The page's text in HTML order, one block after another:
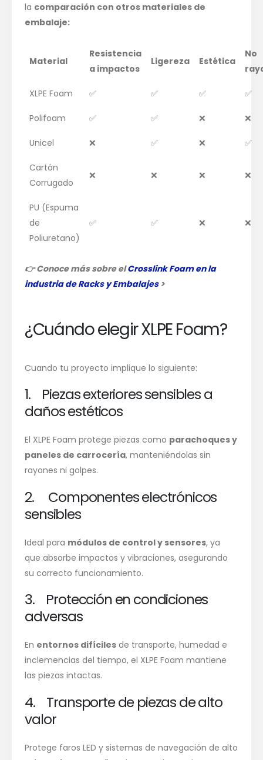
la comparación con otros materiales de
embalaje:
Material
Resistencia
a impactos
Ligereza Estética
No
XLPE Foam ✅ ✅ ✅ ✅
Polifoam ✅ ✅ ❌ ❌
Unicel ❌ ✅ ❌ ✅
Cartón
Corrugado
❌ ❌ ❌ ❌
PU (Espuma
de
Poliuretano)
✅ ✅ ❌ ❌
👉Conoce más sobre elCrosslink Foam en la
industria de Racks y Embalajes >
¿Cuándo elegir XLPE Foam?
Cuando tu proyecto implique lo siguiente:
1. Piezas exteriores sensibles a
daños estéticos
El XLPE Foam protege piezas como parachoques y
paneles de carrocería, manteniéndolas sin
rayones ni golpes.
2. Componentes electrónicos
sensibles
Ideal para módulos de control y sensores, ya
que absorbe impactos y vibraciones, asegurando
su correcto funcionamiento.
3. Protección en condiciones
adversas
En entornos difíciles de transporte, humedad e
inclemencias del tiempo, el XLPE Foam mantiene
las piezas intactas.
4. Transporte de piezas de alto
valor
Protege faros LED y sistemas de navegación de alto